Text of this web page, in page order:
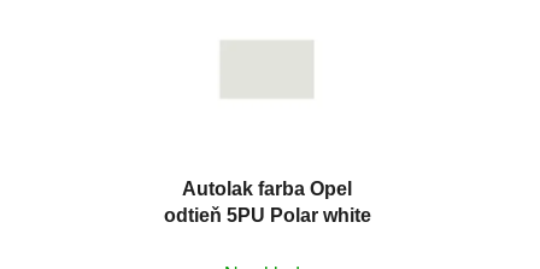
Autolak farba Opel
odtieň 5PU Polar white